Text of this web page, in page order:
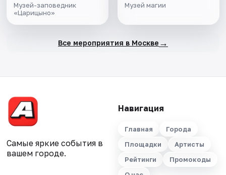
Музей-заповедник
«Царицыно»
Музей магии
Все мероприятия в Москве →
Самые яркие события в
вашем городе.
Навигация
Главная
Города
Площадки
Артисты
Рейтинги
Промокоды